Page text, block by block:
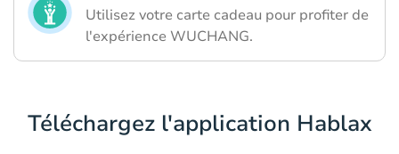
Utilisez votre carte cadeau pour profiter de
l'expérience WUCHANG.
Téléchargez l'application Hablax